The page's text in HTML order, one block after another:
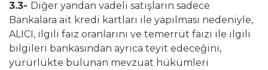
3.3- Diğer yandan vadeli satışların sadece
Bankalara ait kredi kartları ile yapılması nedeniyle,
ALICI, ilgili faiz oranlarını ve temerrüt faizi ile ilgili
bilgileri bankasından ayrıca teyit edeceğini,
yürürlükte bulunan mevzuat hükümleri